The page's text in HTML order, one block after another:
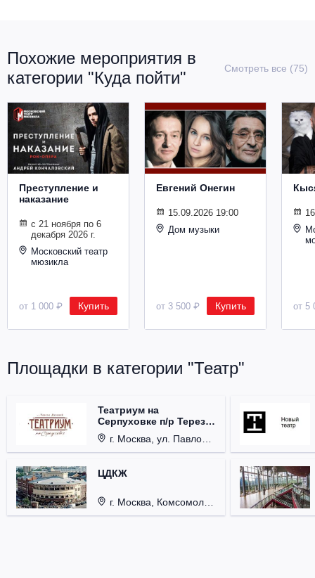
Похожие мероприятия в
категории "Куда пойти"
Смотреть все (75)
Преступление и
наказание
с 21 ноября по 6
декабря 2026 г.
Московский театр
мюзикла
от 1 000 ₽ Купить
Евгений Онегин
15.09.2026 19:00
Дом музыки
от 3 500 ₽ Купить от 5
Площадки в категории "Театр"
Театриум на
Серпуховке п/р Терезы
Дуровой
г. Москва, ул. Павловская, д. 6.
ЦДКЖ
г. Москва, Комсомольская пл., д. 4.